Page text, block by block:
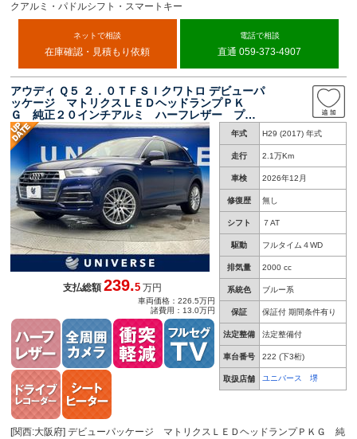
クアルミ・パドルシフト・スマートキー
ネットで相談
在庫確認・見積もり依頼
電話で相談
直通 059-373-4907
アウディ Ｑ５ ２．０ＴＦＳＩクワトロ デビューパ
ッケージ マトリクスＬＥＤヘッドランプＰＫ
Ｇ 純正２０インチアルミ ハーフレザー プラ
イバシーガラス 全周囲カメラ レーダークルー
ズ 電動リアゲート シートヒーター パワーシ
ート
年式 H29 (2017) 年式
走行 2.1万Km
車検 2026年12月
修復歴 無し
シフト ７AT
駆動 フルタイム４WD
排気量 2000 cc
系統色 ブルー系
保証 保証付 期間条件有り
法定整備 法定整備付
車台番号 222 (下3桁)
取扱店舗 ユニバース 堺
支払総額239.5 万円
車両価格：226.5万円
諸費用：13.0万円
[関西:大阪府] デビューパッケージ マトリクスＬＥＤヘッドランプＰＫＧ 純